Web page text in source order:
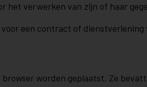
het verwerken van zijn of haar
een contract of
worden geplaatst. Ze